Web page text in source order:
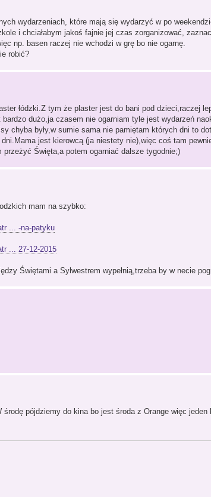
wydarzeniach, które mają się wydarzyć w po
i chciałabym jakoś fajnie jej czas zorganizować,
np. basen raczej nie wchodzi w grę bo nie ogarnę.
robić?
łódzki.Z tym że plaster jest do bani pod dzieci,raczej
dużo,ja czasem nie ogarniam tyle jest wydarzeń
chyba były,w sumie sama nie pamiętam których dni to
jest kierowcą (ja niestety nie),więc coś tam
przeżyć Święta,a potem ogarniać dalsze tygodnie;)
mam na szybko:
... -na-patyku
... 27-12-2015
Świętami a Sylwestrem wypełnią,trzeba by w necie
środę pójdziemy do kina bo jest środa z Orange więc